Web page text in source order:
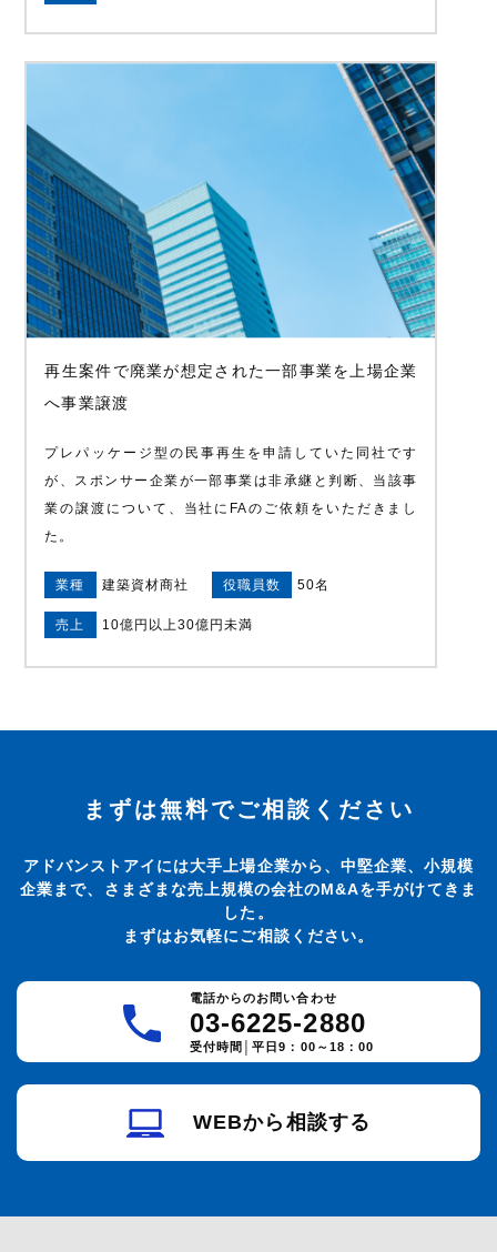
再生案件で廃業が想定された一部事業を上場企業
へ事業譲渡
プレパッケージ型の民事再生を申請していた同社です
が、スポンサー企業が一部事業は非承継と判断、当該事
業の譲渡について、当社にFAのご依頼をいただきまし
た。
業種 建築資材商社 役職員数 50名
売上 10億円以上30億円未満
まずは無料でご相談ください
アドバンストアイには大手上場企業から、中堅企業、小規模
企業まで、さまざまな売上規模の会社のM&Aを手がけてきま
した。
まずはお気軽にご相談ください。
電話からのお問い合わせ
03-6225-2880
受付時間│平日9：00～18：00
WEBから相談する